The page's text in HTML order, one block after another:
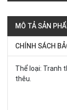
MÔ TẢ SẢN
CHÍNH SÁCH
Thể loại: Tranh
thêu.